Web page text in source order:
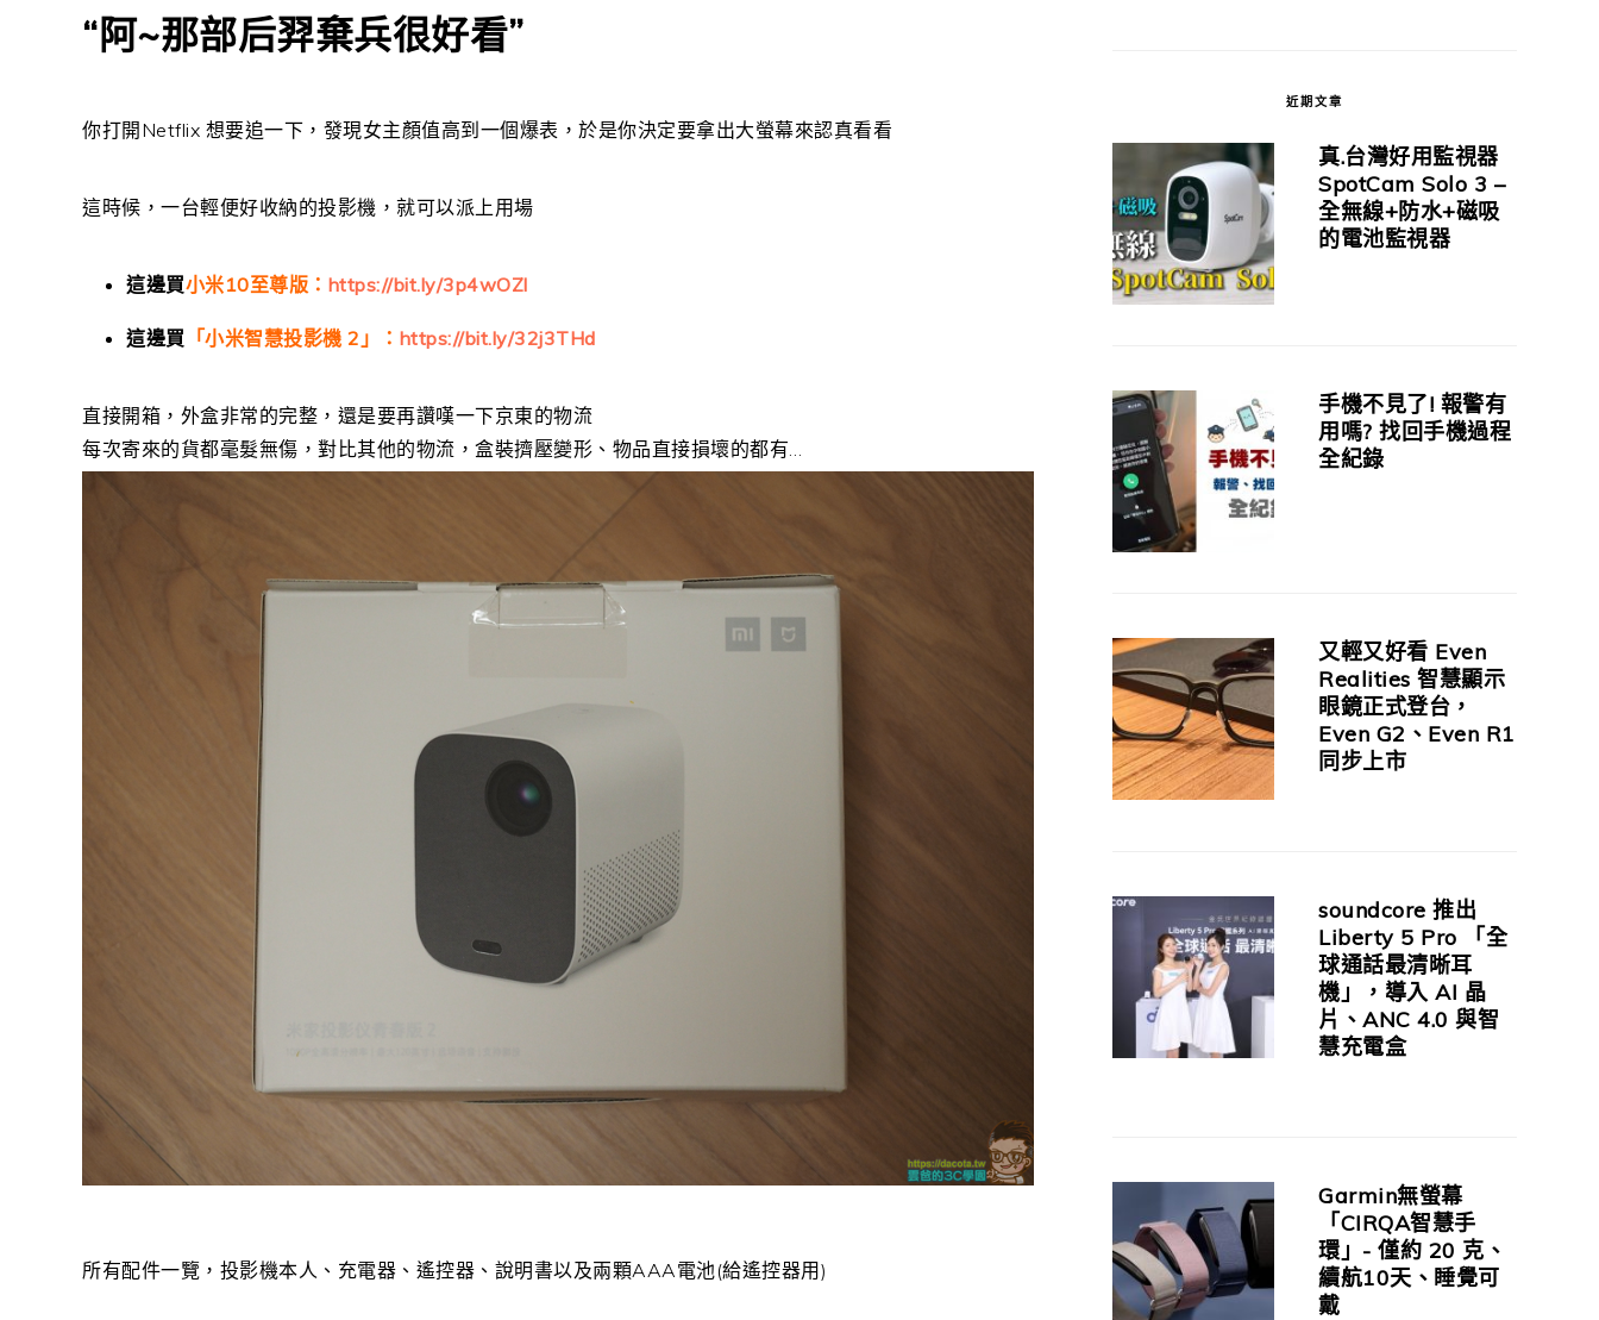
“阿~那部后羿棄兵很好看”
你打開Netflix 想要追一下，發現女主顏值高到一個爆表，於是你決定要拿出大螢幕來認真看看
這時候，一台輕便好收納的投影機，就可以派上用場
這邊買小米10至尊版： https://bit.ly/3p4wOZl
這邊買 「小米智慧投影機 2」 ： https://bit.ly/32j3THd
直接開箱，外盒非常的完整，還是要再讚嘆一下京東的物流
每次寄來的貨都毫髮無傷，對比其他的物流，盒裝擠壓變形、物品直接損壞的都有…
所有配件一覽，投影機本人、充電器、遙控器、說明書以及兩顆AAA電池(給遙控器用)
近期文章
真.台灣好用監視器
SpotCam Solo 3 –
全無線+防水+磁吸
的電池監視器
手機不見了! 報警有
用嗎? 找回手機過程
全紀錄
又輕又好看 Even
Realities 智慧顯示
眼鏡正式登台，
Even G2、Even R1
同步上市
soundcore 推出
Liberty 5 Pro 「全
球通話最清晰耳
機」，導入 AI 晶
片、ANC 4.0 與智
慧充電盒
Garmin無螢幕
「CIRQA智慧手
環」- 僅約 20 克、
續航10天、睡覺可
戴